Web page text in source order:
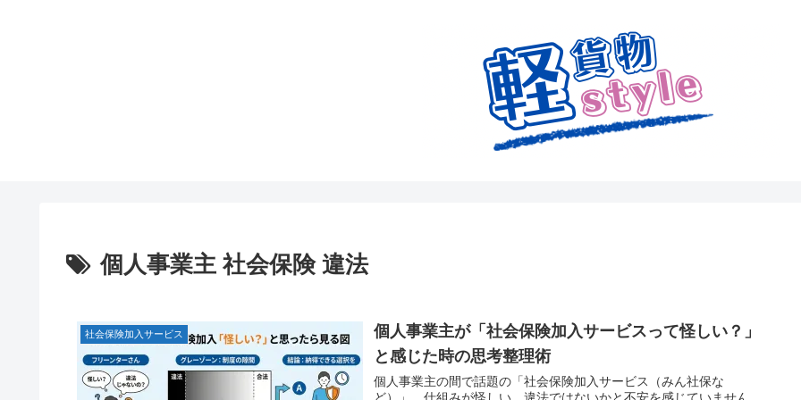
個人事業主 社会保険 違法
社会保険加入サービス
個人事業主が「社会保険加入サービスって怪しい？」
と感じた時の思考整理術
個人事業主の間で話題の「社会保険加入サービス（みん社保な